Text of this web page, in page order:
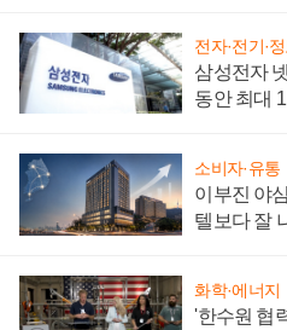
전자·전기·
삼성전자
동안 최대
소비자·유통
이부진 야
텔보다 잘
화학·에너지
'한수원 협